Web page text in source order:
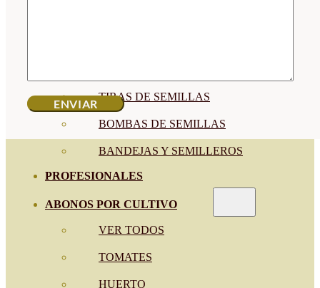
TIRAS DE SEMILLAS
BOMBAS DE SEMILLAS
BANDEJAS Y SEMILLEROS
PROFESIONALES
ABONOS POR CULTIVO
VER TODOS
TOMATES
HUERTO